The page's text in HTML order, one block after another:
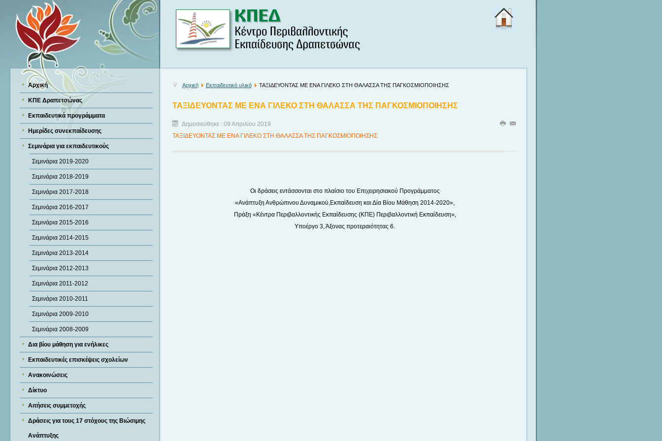
Αρχική
ΚΠΕ Δραπετσώνας
Εκπαιδευτικά προγράμματα
Ημερίδες συνεκπαίδευσης
Σεμινάρια για εκπαιδευτικούς
Σεμινάρια 2019-2020
Σεμινάρια 2018-2019
Σεμινάρια 2017-2018
Σεμινάρια 2016-2017
Σεμινάρια 2015-2016
Σεμινάρια 2014-2015
Σεμινάρια 2013-2014
Σεμινάρια 2012-2013
Σεμινάρια 2011-2012
Σεμινάρια 2010-2011
Σεμινάρια 2009-2010
Σεμινάρια 2008-2009
Δια βίου μάθηση για ενήλικες
Εκπαιδευτικές επισκέψεις σχολείων
Ανακοινώσεις
Δίκτυο
Αιτήσεις συμμετοχής
Δράσεις για τους 17 στόχους της Βιώσιμης
Ανάπτυξης
Αρχική Εκπαιδευτικό υλικό ΤΑΞΙΔΕΥΟΝΤΑΣ ΜΕ ΕΝΑ ΓΙΛΕΚΟ ΣΤΗ ΘΑΛΑΣΣΑ ΤΗΣ ΠΑΓΚΟΣΜΙΟΠΟΙΗΣΗΣ
ΤΑΞΙΔΕΥΟΝΤΑΣ ΜΕ ΕΝΑ ΓΙΛΕΚΟ ΣΤΗ ΘΑΛΑΣΣΑ ΤΗΣ ΠΑΓΚΟΣΜΙΟΠΟΙΗΣΗΣ
Δημοσιεύθηκε : 09 Απριλίου 2019
TAΞΙΔΕΥΟΝΤΑΣ ΜΕ ΕΝΑ ΓΙΛΕΚΟ ΣΤΗ ΘΑΛΑΣΣΑ ΤΗΣ ΠΑΓΚΟΣΜΙΟΠΟΙΗΣΗΣ
Οι δράσεις εντάσσονται στο πλαίσιο του Επιχειρησιακού Προγράμματος
«Ανάπτυξη Ανθρώπινου Δυναμικού,Εκπαίδευση και Δία Βίου Μάθηση 2014-2020»,
Πράξη «Κέντρα Περιβαλλοντικής Εκπαίδευσης (ΚΠΕ) Περιβαλλοντική Εκπαίδευση»,
Υποέργο 3, Άξονας προτεραιότητας 6.